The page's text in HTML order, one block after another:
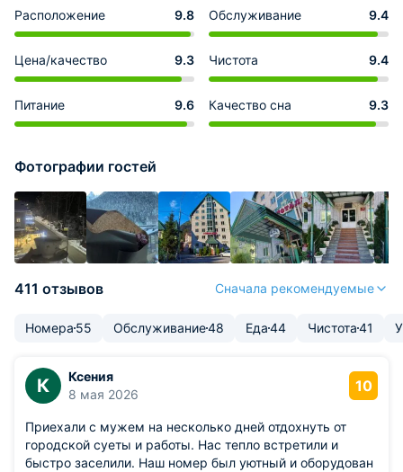
Расположение 9.8 Обслуживание 9.4
Цена/качество 9.3 Чистота 9.4
Питание 9.6 Качество сна 9.3
Фотографии гостей
411 отзывов Сначала рекомендуемые
Номера 55 Обслуживание48 Еда44 Чистота41
К
Ксения
8 мая 2026
10
Приехали с мужем на несколько дней отдохнуть от
городской суеты и работы. Нас тепло встретили и
быстро заселили. Наш номер был уютный и оборудован